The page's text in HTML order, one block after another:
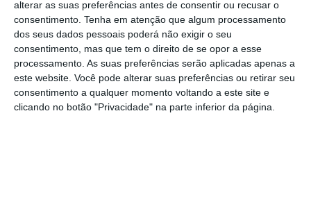
alterar as suas preferências antes de consentir ou recusar o
consentimento. Tenha em atenção que algum processamento
dos seus dados pessoais poderá não exigir o seu
consentimento, mas que tem o direito de se opor a esse
processamento. As suas preferências serão aplicadas apenas a
este website. Você pode alterar suas preferências ou retirar seu
consentimento a qualquer momento voltando a este site e
clicando no botão "Privacidade" na parte inferior da página.
o jornalismo independente e rigoroso.
De que forma? Assine o ECO Premium e
tenha acesso a notícias exclusivas, à
opinião que conta, às reportagens e
especiais que mostram o outro lado da